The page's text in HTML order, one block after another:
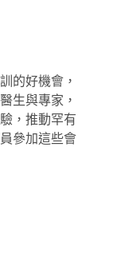
的好機會，
生與專家，
，推動罕有
參加這些會